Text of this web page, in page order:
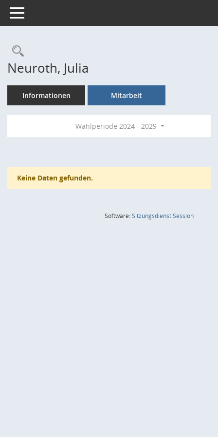
Toggle navigation
Rechercheauswahl
Neuroth, Julia
Informationen Mitarbeit
Wahlperiode 2024 - 2029
Keine Daten gefunden.
Software:SitzungsdienstSession(Wird in